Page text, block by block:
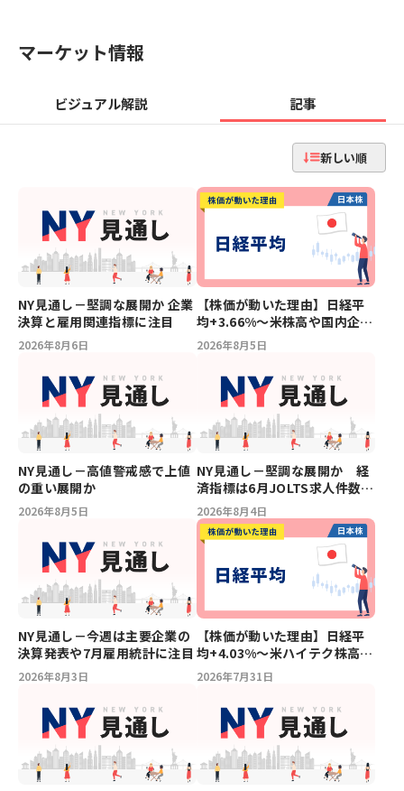
マーケット情報
ビジュアル解説 記事
新しい順
NY見通し－堅調な展開か 企業
決算と雇用関連指標に注目
2026年8月6日
【株価が動いた理由】日経平
均+3.66%～米株高や国内企業
の好決算を受け一時2,300円超
高の急騰
2026年8月5日
NY見通し－高値警戒感で上値
の重い展開か
2026年8月5日
NY見通し－堅調な展開か 経
済指標は6月JOLTS求人件数な
ど
2026年8月4日
NY見通し－今週は主要企業の
決算発表や7月雇用統計に注目
2026年8月3日
【株価が動いた理由】日経平
均+4.03%～米ハイテク株高や
好決算を受け一時3,400円超高
の急騰
2026年7月31日